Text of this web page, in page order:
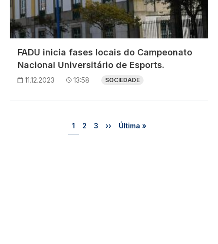
FADU inicia fases locais do Campeonato
Nacional Universitário de Esports.
11.12.2023 13:58 SOCIEDADE
Página
1 Página
2 Página
3 Próxima página
›› Última página
Última »